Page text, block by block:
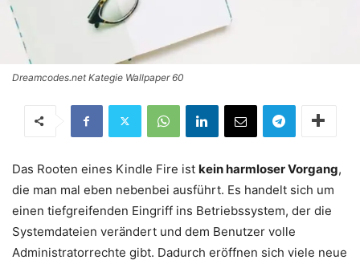
Dreamcodes.net Kategie Wallpaper 60
Das Rooten eines Kindle Fire ist kein harmloser Vorgang,
die man mal eben nebenbei ausführt. Es handelt sich um
einen tiefgreifenden Eingriff ins Betriebssystem, der die
Systemdateien verändert und dem Benutzer volle
Administratorrechte gibt. Dadurch eröffnen sich viele neue